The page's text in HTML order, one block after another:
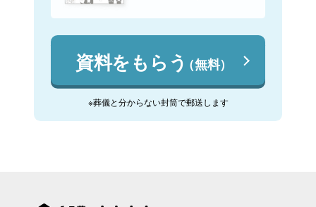
資料をもらう（無料）
※葬儀と分からない封筒で郵送します